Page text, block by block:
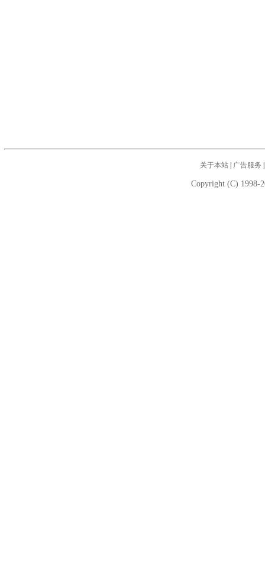
关于本站| 广告服务
Copyright (C) 1998-